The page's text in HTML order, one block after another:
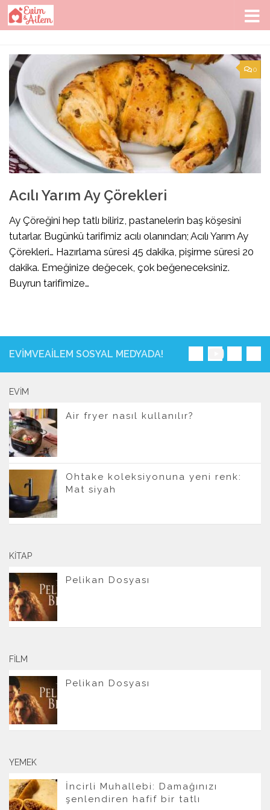
Skip to content
0
Acılı Yarım Ay Çörekleri
Ay Çöreğini hep tatlı biliriz, pastanelerin baş köşesini
tutarlar. Bugünkü tarifimiz acılı olanından; Acılı Yarım Ay
Çörekleri… Hazırlama süresi 45 dakika, pişirme süresi 20
dakika. Emeğinize değecek, çok beğeneceksiniz.
Buyrun tarifimize…
EVIMVEAILEM SOSYAL MEDYADA!
EVIM
Air fryer nasıl kullanılır?
Ohtake koleksiyonuna yeni renk:
Mat siyah
KITAP
Pelikan Dosyası
FILM
Pelikan Dosyası
YEMEK
İncirli Muhallebi: Damağınızı
şenlendiren hafif bir tatlı